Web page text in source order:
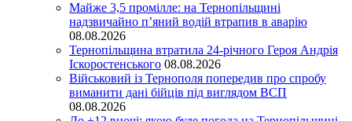
Майже 3,5 промілле: на Тернопільщині
надзвичайно п’яний водій втрапив в аварію
08.08.2026
Тернопільщина втратила 24-річного Героя Андрія
Іскоростенського 08.08.2026
Військовий із Тернополя попередив про спробу
виманити дані бійців під виглядом ВСП
08.08.2026